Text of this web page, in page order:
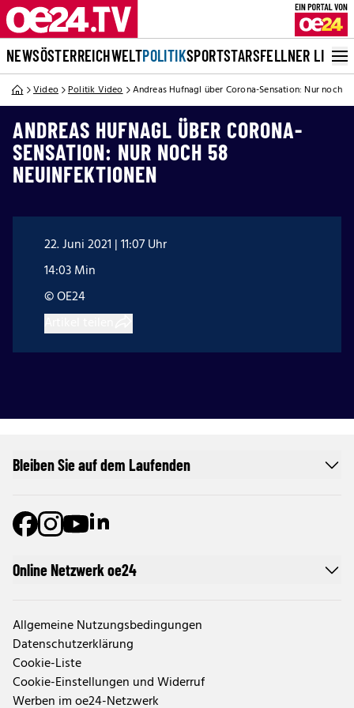
NEWSÖSTERREICHWELTPOLITIKSPORTSTARSFELLNER LIVE
Video Politik Video Andreas Hufnagl über Corona-Sensation: Nur noch
ANDREAS HUFNAGL ÜBER CORONA-
SENSATION: NUR NOCH 58
NEUINFEKTIONEN
22. Juni 2021 | 11:07 Uhr
14:03 Min
© OE24
Online Netzwerk oe24
Allgemeine Nutzungsbedingungen
Datenschutzerklärung
Cookie-Liste
Cookie-Einstellungen und Widerruf
Werben im oe24-Netzwerk
Bleiben Sie auf dem Laufenden